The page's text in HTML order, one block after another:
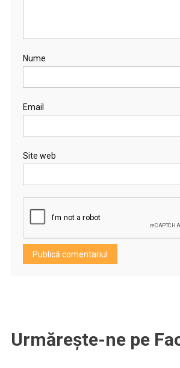
Nume
Email
Site web
Urmărește-ne pe